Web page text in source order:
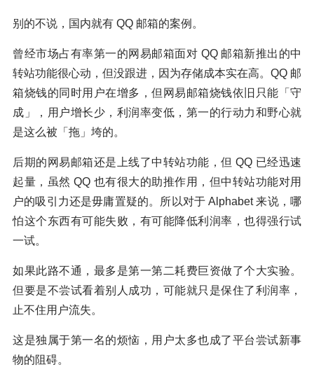
别的不说，国内就有 QQ 邮箱的案例。
曾经市场占有率第一的网易邮箱面对 QQ 邮箱新推出的中
转站功能很心动，但没跟进，因为存储成本实在高。QQ 邮
箱烧钱的同时用户在增多，但网易邮箱烧钱依旧只能「守
成」，用户增长少，利润率变低，第一的行动力和野心就
是这么被「拖」垮的。
后期的网易邮箱还是上线了中转站功能，但 QQ 已经迅速
起量，虽然 QQ 也有很大的助推作用，但中转站功能对用
户的吸引力还是毋庸置疑的。所以对于 Alphabet 来说，哪
怕这个东西有可能失败，有可能降低利润率，也得强行试
一试。
如果此路不通，最多是第一第二耗费巨资做了个大实验。
但要是不尝试看着别人成功，可能就只是保住了利润率，
止不住用户流失。
这是独属于第一名的烦恼，用户太多也成了平台尝试新事
物的阻碍。